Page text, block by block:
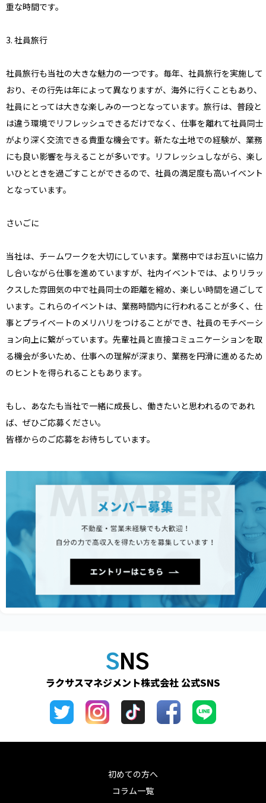
重な時間です。
3. 社員旅行
社員旅行も当社の大きな魅力の一つです。毎年、社員旅行を実施して
おり、その行先は年によって異なりますが、海外に行くこともあり、
社員にとっては大きな楽しみの一つとなっています。旅行は、普段と
は違う環境でリフレッシュできるだけでなく、仕事を離れて社員同士
がより深く交流できる貴重な機会です。新たな土地での経験が、業務
にも良い影響を与えることが多いです。リフレッシュしながら、楽し
いひとときを過ごすことができるので、社員の満足度も高いイベント
となっています。
さいごに
当社は、チームワークを大切にしています。業務中ではお互いに協力
し合いながら仕事を進めていますが、社内イベントでは、よりリラッ
クスした雰囲気の中で社員同士の距離を縮め、楽しい時間を過ごして
います。これらのイベントは、業務時間内に行われることが多く、仕
事とプライベートのメリハリをつけることができ、社員のモチベーシ
ョン向上に繋がっています。先輩社員と直接コミュニケーションを取
る機会が多いため、仕事への理解が深まり、業務を円滑に進めるため
のヒントを得られることもあります。
もし、あなたも当社で一緒に成長し、働きたいと思われるのであれ
ば、ぜひご応募ください。
皆様からのご応募をお待ちしています。
SNS
ラクサスマネジメント株式会社 公式SNS
初めての方へ
コラム一覧